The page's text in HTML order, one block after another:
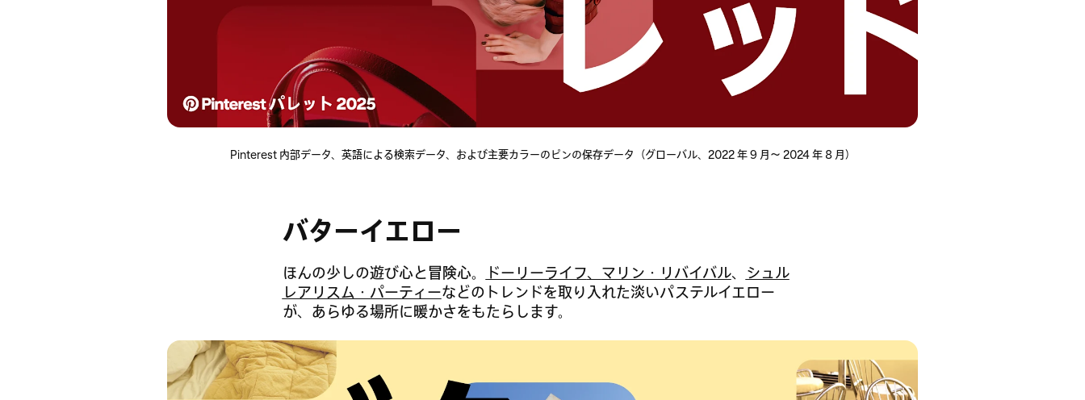
Pinterest 内部データ、英語による検索データ、および主要カラーのピンの保存データ（グローバル、2022 年 9 月～ 2024 年 8 月）
バターイエロー
ほんの少しの遊び心と冒険心。 ドーリーライフ、 マリン・リバイバル、
シュル
レアリスム・パーティーなどのトレンドを取り入れた淡いパステルイエロー
が、あらゆる場所に暖かさをもたらします。